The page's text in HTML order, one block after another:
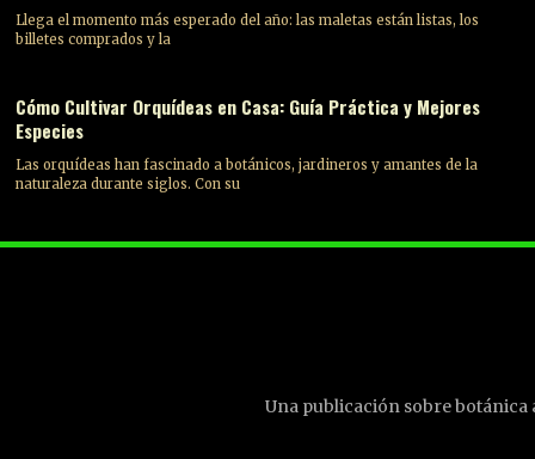
Llega el momento más esperado del año: las maletas están listas, los
billetes comprados y la
Cómo Cultivar Orquídeas en Casa: Guía Práctica y Mejores
Especies
Las orquídeas han fascinado a botánicos, jardineros y amantes de la
naturaleza durante siglos. Con su
Una publicación sobre